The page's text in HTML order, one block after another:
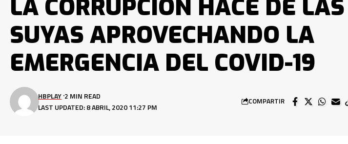
LA CORRUPCIÓN HACE DE LAS
SUYAS APROVECHANDO LA
EMERGENCIA DEL COVID-19
LAST UPDATED: 8 ABRIL, 2020 11:27 PM
HBPLAY 2 MIN READ
COMPARTIR